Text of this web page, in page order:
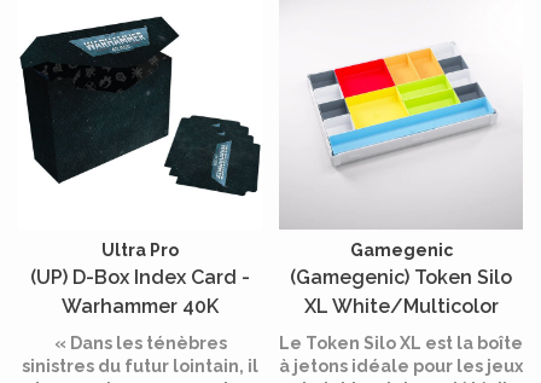
Ultra Pro
(UP) D-Box Index Card -
Warhammer 40K
« Dans les ténèbres
sinistres du futur lointain, il
Gamegenic
(Gamegenic) Token Silo
XL White/Multicolor
Le Token Silo XL est la boîte
à jetons idéale pour les jeux